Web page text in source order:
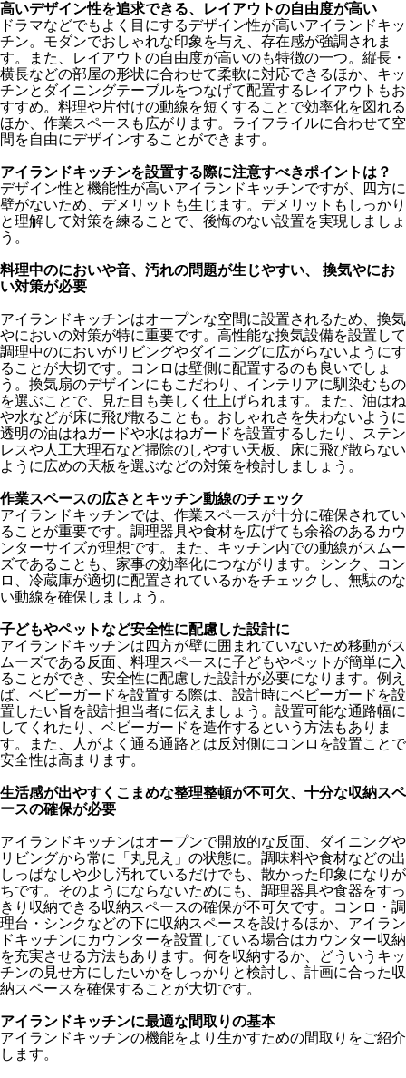
高いデザイン性を追求できる、レイアウトの自由度が高い
ドラマなどでもよく目にするデザイン性が高いアイランドキッ
チン。モダンでおしゃれな印象を与え、存在感が強調されま
す。また、レイアウトの自由度が高いのも特徴の一つ。縦長・
横長などの部屋の形状に合わせて柔軟に対応できるほか、キッ
チンとダイニングテーブルをつなげて配置するレイアウトもお
すすめ。料理や片付けの動線を短くすることで効率化を図れる
ほか、作業スペースも広がります。ライフライルに合わせて空
間を自由にデザインすることができます。
アイランドキッチンを設置する際に注意すべきポイントは？
デザイン性と機能性が高いアイランドキッチンですが、四方に
壁がないため、デメリットも生じます。デメリットもしっかり
と理解して対策を練ることで、後悔のない設置を実現しましょ
う。
料理中のにおいや音、汚れの問題が生じやすい、 換気やにお
い対策が必要
アイランドキッチンはオープンな空間に設置されるため、換気
やにおいの対策が特に重要です。高性能な換気設備を設置して
調理中のにおいがリビングやダイニングに広がらないようにす
ることが大切です。コンロは壁側に配置するのも良いでしょ
う。換気扇のデザインにもこだわり、インテリアに馴染むもの
を選ぶことで、見た目も美しく仕上げられます。また、油はね
や水などが床に飛び散ることも。おしゃれさを失わないように
透明の油はねガードや水はねガードを設置するしたり、ステン
レスや人工大理石など掃除のしやすい天板、床に飛び散らない
ように広めの天板を選ぶなどの対策を検討しましょう。
作業スペースの広さとキッチン動線のチェック
アイランドキッチンでは、作業スペースが十分に確保されてい
ることが重要です。調理器具や食材を広げても余裕のあるカウ
ンターサイズが理想です。また、キッチン内での動線がスムー
ズであることも、家事の効率化につながります。シンク、コン
ロ、冷蔵庫が適切に配置されているかをチェックし、無駄のな
い動線を確保しましょう。
子どもやペットなど安全性に配慮した設計に
アイランドキッチンは四方が壁に囲まれていないため移動がス
ムーズである反面、料理スペースに子どもやペットが簡単に入
ることができ、安全性に配慮した設計が必要になります。例え
ば、ベビーガードを設置する際は、設計時にベビーガードを設
置したい旨を設計担当者に伝えましょう。設置可能な通路幅に
してくれたり、ベビーガードを造作するという方法もありま
す。また、人がよく通る通路とは反対側にコンロを設置ことで
安全性は高まります。
生活感が出やすくこまめな整理整頓が不可欠、十分な収納スペ
ースの確保が必要
アイランドキッチンはオープンで開放的な反面、ダイニングや
リビングから常に「丸見え」の状態に。調味料や食材などの出
しっぱなしや少し汚れているだけでも、散かった印象になりが
ちです。そのようにならないためにも、調理器具や食器をすっ
きり収納できる収納スペースの確保が不可欠です。コンロ・調
理台・シンクなどの下に収納スペースを設けるほか、アイラン
ドキッチンにカウンターを設置している場合はカウンター収納
を充実させる方法もあります。何を収納するか、どういうキッ
チンの見せ方にしたいかをしっかりと検討し、計画に合った収
納スペースを確保することが大切です。
アイランドキッチンに最適な間取りの基本
アイランドキッチンの機能をより生かすための間取りをご紹介
します。